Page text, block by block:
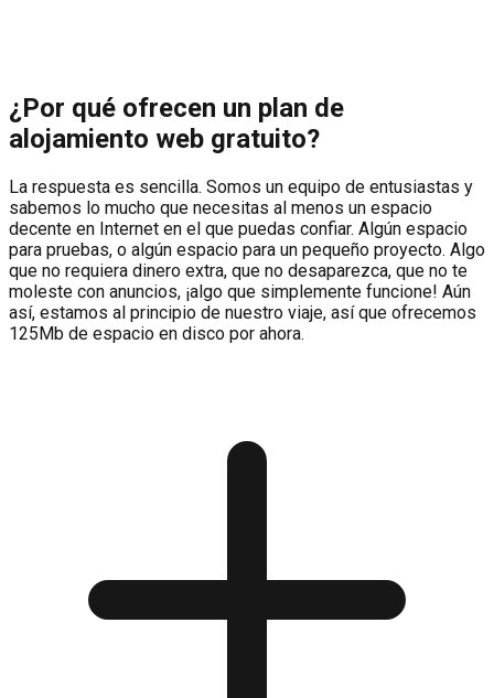
¿Por qué ofrecen un plan de
alojamiento web gratuito?
La respuesta es sencilla. Somos un equipo de entusiastas y
sabemos lo mucho que necesitas al menos un espacio
decente en Internet en el que puedas confiar. Algún espacio
para pruebas, o algún espacio para un pequeño proyecto. Algo
que no requiera dinero extra, que no desaparezca, que no te
moleste con anuncios, ¡algo que simplemente funcione! Aún
así, estamos al principio de nuestro viaje, así que ofrecemos
125Mb de espacio en disco por ahora.